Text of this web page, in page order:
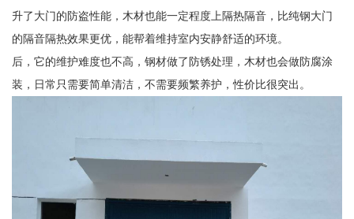
升了大门的防盗性能，木材也能一定程度上隔热隔音，比纯钢大门
的隔音隔热效果更优，能帮着维持室内安静舒适的环境。
后，它的维护难度也不高，钢材做了防锈处理，木材也会做防腐涂
装，日常只需要简单清洁，不需要频繁养护，性价比很突出。